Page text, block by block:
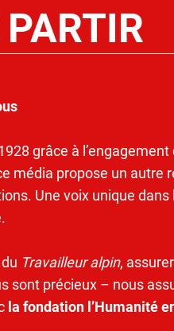
grâce à l’engagement
média propose un autre
Une voix unique dans
Travailleur alpin,
sont précieux – nous
la fondation l’Humanité